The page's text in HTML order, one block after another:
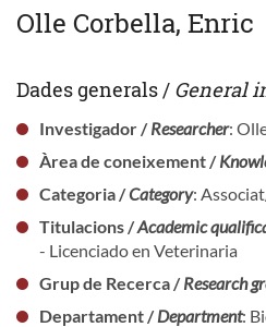
Olle Corbella, Enric
Dades generals / General
Investigador /Researcher:
Àrea de coneixement /
Categoria /Category:
Titulacions /Academic
- Licenciado en Veterinaria
Grup de Recerca /Research
Departament /Department: